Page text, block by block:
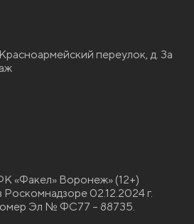
переулок, д. 3а
«Факел» Воронеж» (12+)
Роскомнадзоре 02.12.2024 г.
Эл № ФС77 – 88735.